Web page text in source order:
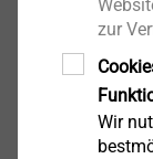
sichtbare
Vorhersagen
daher nicht
Monate nach
eintreten. Zu
zur
Wir